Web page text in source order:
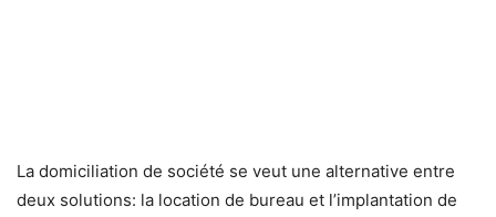
La domiciliation de société se veut une alternative entre
deux solutions: la location de bureau et l’implantation de